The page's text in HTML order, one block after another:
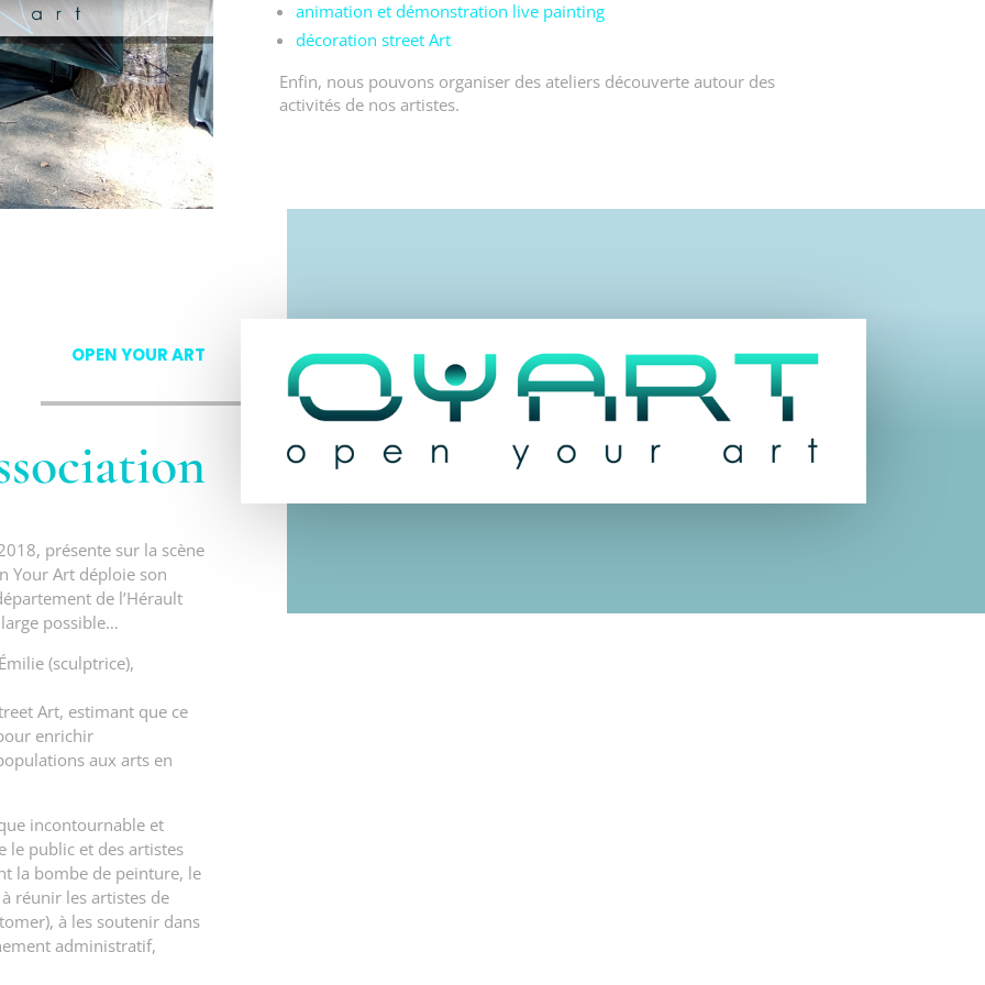
animation et démonstration live painting
décoration street Art
Enfin, nous pouvons organiser des ateliers découverte autour des
activités de nos artistes.
OPEN YOUR ART
présente sur la scène
Your Art déploie son
de l’Hérault
possible…
(sculptrice),
Art, estimant que ce
enrichir
aux arts en
incontournable et
le public et des artistes
la bombe de peinture, le
réunir les artistes de
à les soutenir dans
administratif,